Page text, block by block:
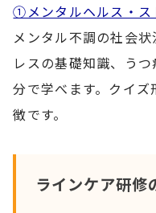
①メンタルヘルス・ス
メンタル不調の社会
レスの基礎知識、う
分で学べます。クイ
徴です。
ラインケア研修